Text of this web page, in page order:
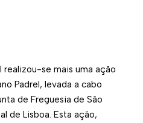
realizou-se mais uma ação
Padrel, levada a cabo
de Freguesia de São
de Lisboa. Esta ação,